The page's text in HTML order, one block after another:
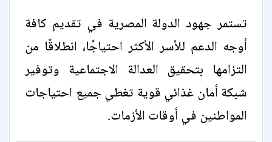
تستمر جهود الدولة المصرية في تقديم كافة
أوجه الدعم للأسر الأكثر احتياجًا، انطلاقًا من
التزامها بتحقيق العدالة الاجتماعية وتوفير
شبكة أمان غذائي قوية تغطي جميع احتياجات
المواطنين في أوقات الأزمات.